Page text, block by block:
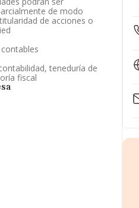
de modo
de acciones o
teneduría de
fiscal